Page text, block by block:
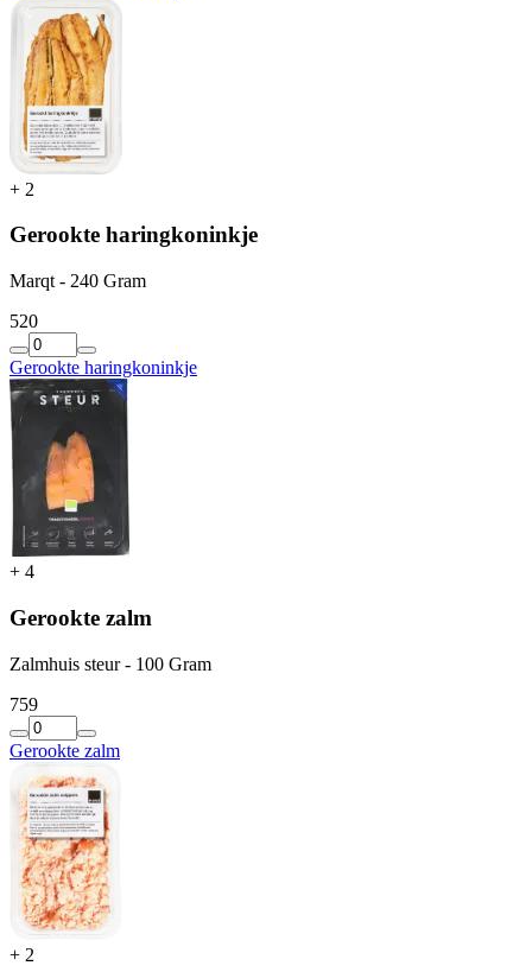
+ 2
Gerookte haringkoninkje
Marqt - 240 Gram
520
Gerookte haringkoninkje
+ 4
Gerookte zalm
Zalmhuis steur - 100 Gram
759
Gerookte zalm
+ 2